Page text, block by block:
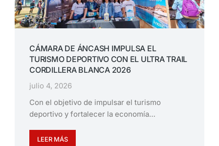
CÁMARA DE ÁNCASH IMPULSA EL
TURISMO DEPORTIVO CON EL ULTRA TRAIL
CORDILLERA BLANCA 2026
julio 4, 2026
Con el objetivo de impulsar el turismo
deportivo y fortalecer la economía…
LEER MÁS